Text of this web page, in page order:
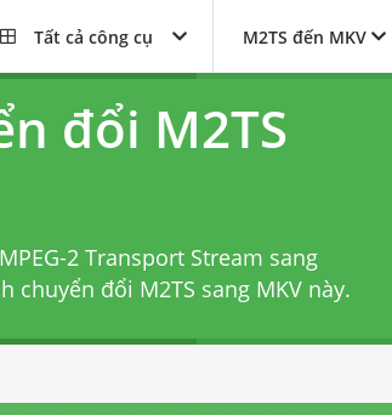
Tất cả công cụ M2TS đến MKV
đổi M2TS
2 Transport Stream sang
chuyển đổi M2TS sang MKVnày.